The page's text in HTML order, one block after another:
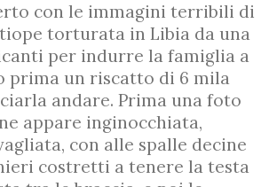
con le immagini terribili di
torturata in Libia da una
per indurre la famiglia a
prima un riscatto di 6 mila
andare. Prima una foto
appare inginocchiata,
con alle spalle decine
costretti a tenere la testa